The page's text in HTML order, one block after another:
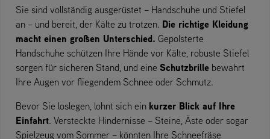
Sie sind vollständig ausgerüstet – Handschuhe und Stiefel
an – und bereit, der Kälte zu trotzen. Die richtige Kleidung
macht einen großen Unterschied. Gepolsterte
Handschuhe schützen Ihre Hände vor Kälte, robuste Stiefel
sorgen für sicheren Stand, und eine Schutzbrille bewahrt
Ihre Augen vor fliegendem Schnee oder Schmutz.
Bevor Sie loslegen, lohnt sich ein kurzer Blick auf Ihre
Einfahrt. Versteckte Hindernisse – Steine, Äste oder sogar
Spielzeug vom Sommer – könnten Ihre Schneefräse